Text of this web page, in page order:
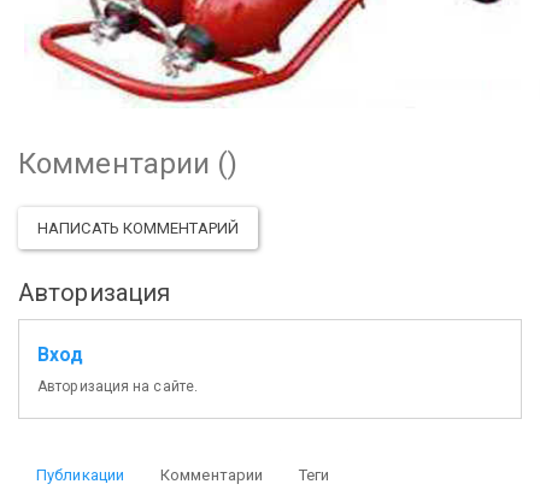
Комментарии ()
НАПИСАТЬ КОММЕНТАРИЙ
Авторизация
Вход
Авторизация на сайте.
Публикации Комментарии Теги